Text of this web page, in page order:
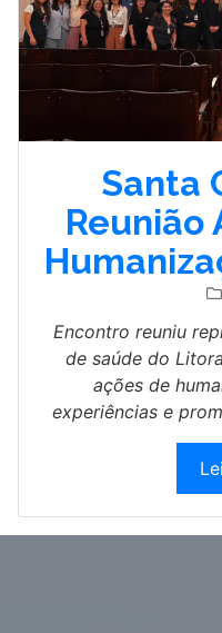
Santa
Reunião
Encontro reuniu
de saúde do
ações de
experiências e